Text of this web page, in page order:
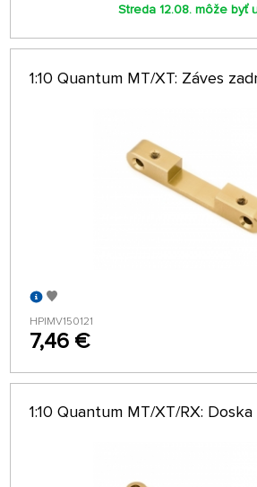
Streda 12.08. môže byť
1:10 Quantum MT/XT: Záves
HPIMV150121
7,46 €
1:10 Quantum MT/XT/RX: